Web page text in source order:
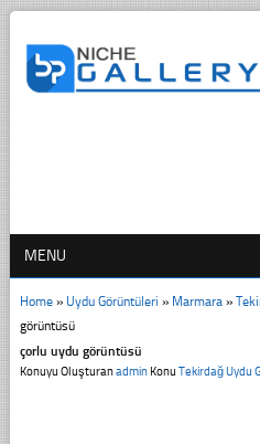
MENU
Home» Uydu Görüntüleri » Marmara»
görüntüsü
çorlu uydu görüntüsü
Konuyu OluşturanadminKonu Tekirdağ Uydu